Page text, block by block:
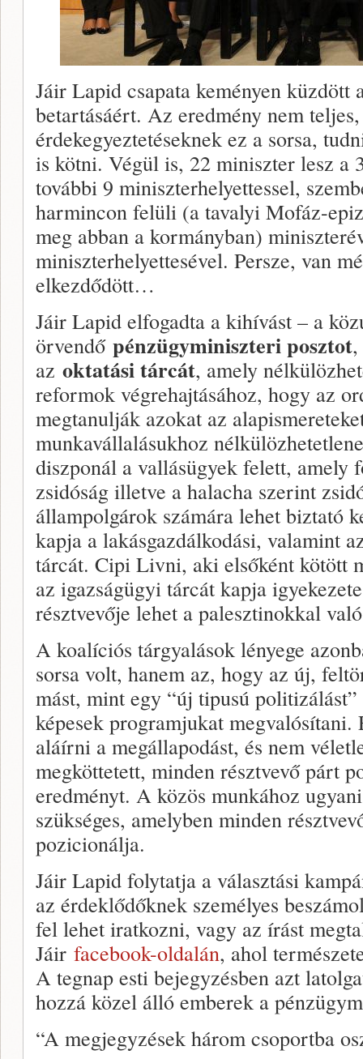
Jáir Lapid csapata keményen küzdött
betartásáért. Az eredmény nem
érdekegyeztetéseknek ez a sorsa,
is kötni. Végül is, 22 miniszter lesz a
további 9 miniszterhelyettessel,
harmincon felüli (a tavalyi Mofáz-
meg abban a kormányban)
miniszterhelyettesével. Persze, van
elkezdődött…
Jáir Lapid elfogadta a kihívást – a
örvendő pénzügyminiszteri posztot
az oktatási tárcát, amely
reformok végrehajtásához, hogy az
megtanulják azokat az
munkavállalásukhoz
diszponál a vallásügyek felett, amely
zsidóság illetve a halacha szerint
állampolgárok számára lehet biztató
kapja a lakásgazdálkodási, valamint
tárcát. Cipi Livni, aki elsőként kötött
az igazságügyi tárcát kapja
résztvevője lehet a palesztinokkal
A koalíciós tárgyalások lényege
sorsa volt, hanem az, hogy az új,
mást, mint egy “új tipusú
képesek programjukat
aláírni a megállapodást, és nem
megköttetett, minden résztvevő párt
eredményt. A közös munkához
szükséges, amelyben minden
pozicionálja.
Jáir Lapid folytatja a választási
az érdeklődőknek személyes
fel lehet iratkozni, vagy az írást
Jáir facebook-oldalán, ahol
A tegnap esti bejegyzésben azt
hozzá közel álló emberek a
“A megjegyzések három csoportba